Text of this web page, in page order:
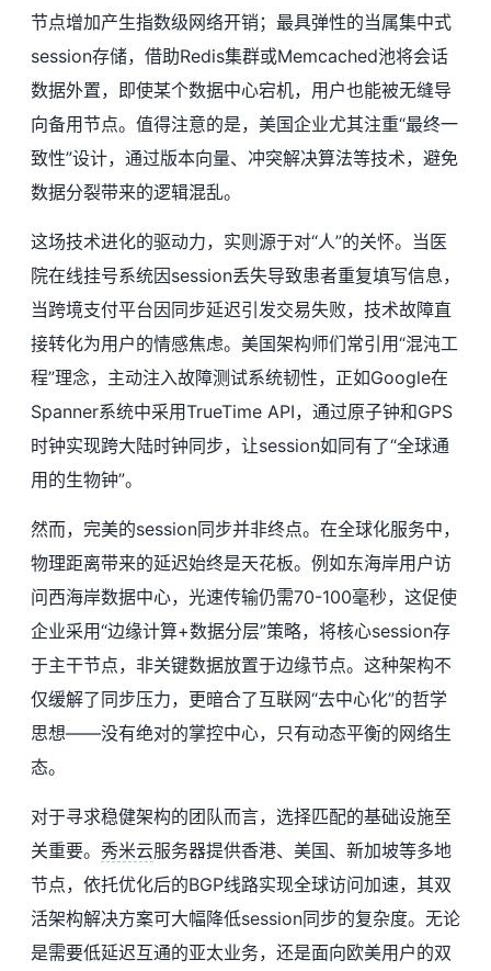
节点增加产生指数级网络开销；最具弹性的当属集中式
session存储，借助Redis集群或Memcached池将会话
数据外置，即使某个数据中心宕机，用户也能被无缝导
向备用节点。值得注意的是，美国企业尤其注重“最终一
致性”设计，通过版本向量、冲突解决算法等技术，避免
数据分裂带来的逻辑混乱。
这场技术进化的驱动力，实则源于对“人”的关怀。当医
院在线挂号系统因session丢失导致患者重复填写信息，
当跨境支付平台因同步延迟引发交易失败，技术故障直
接转化为用户的情感焦虑。美国架构师们常引用“混沌工
程”理念，主动注入故障测试系统韧性，正如Google在
Spanner系统中采用TrueTime API，通过原子钟和GPS
时钟实现跨大陆时钟同步，让session如同有了“全球通
用的生物钟”。
然而，完美的session同步并非终点。在全球化服务中，
物理距离带来的延迟始终是天花板。例如东海岸用户访
问西海岸数据中心，光速传输仍需70-100毫秒，这促使
企业采用“边缘计算+数据分层”策略，将核心session存
于主干节点，非关键数据放置于边缘节点。这种架构不
仅缓解了同步压力，更暗合了互联网“去中心化”的哲学
思想——没有绝对的掌控中心，只有动态平衡的网络生
态。
对于寻求稳健架构的团队而言，选择匹配的基础设施至
关重要。 秀米云服务器提供香港、美国、新加坡等多地
节点，依托优化后的BGP线路实现全球访问加速，其双
活架构解决方案可大幅降低session同步的复杂度。无论
是需要低延迟互通的亚太业务，还是面向欧美用户的双